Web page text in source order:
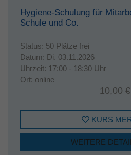
Hygiene-Schulung für
Schule und Co.
Status: 50 Plätze frei
Datum: Di. 03.11.2026
Uhrzeit: 17:00 - 18:30 Uhr
Ort: online
10,00 €
KURS
WEITERE